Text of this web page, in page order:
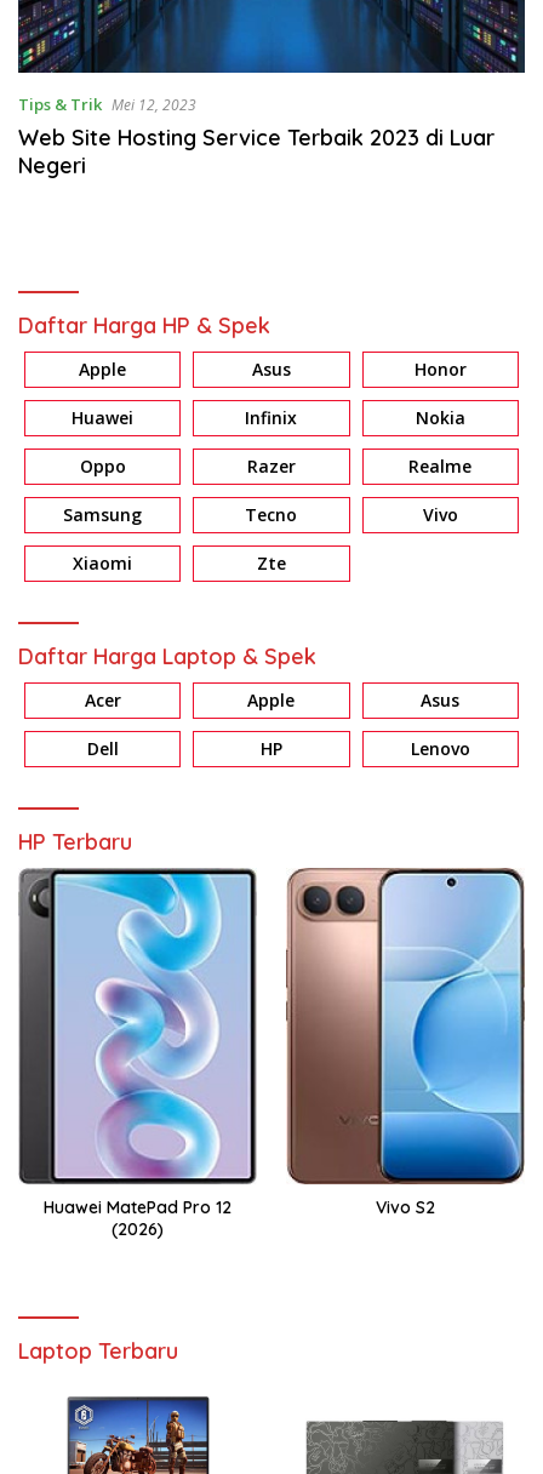
Tips & Trik Mei 12, 2023
Web Site Hosting Service Terbaik 2023 di Luar
Negeri
Daftar Harga HP & Spek
Apple Asus Honor
Huawei Infinix Nokia
Oppo Razer Realme
Samsung Tecno Vivo
Xiaomi Zte
Daftar Harga Laptop & Spek
Acer Apple Asus
Dell HP Lenovo
HP Terbaru
Huawei MatePad Pro 12
(2026)
Vivo S2
Laptop Terbaru